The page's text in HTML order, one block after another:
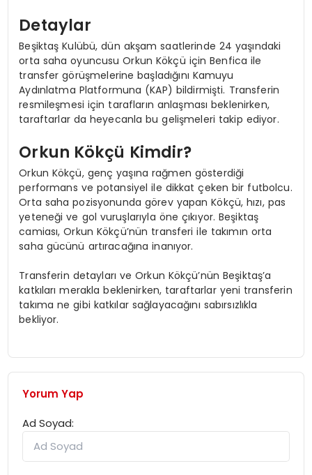
Detaylar
Beşiktaş Kulübü, dün akşam saatlerinde 24 yaşındaki
orta saha oyuncusu Orkun Kökçü için Benfica ile
transfer görüşmelerine başladığını Kamuyu
Aydınlatma Platformuna (KAP) bildirmişti. Transferin
resmileşmesi için tarafların anlaşması beklenirken,
taraftarlar da heyecanla bu gelişmeleri takip ediyor.
Orkun Kökçü Kimdir?
Orkun Kökçü, genç yaşına rağmen gösterdiği
performans ve potansiyel ile dikkat çeken bir futbolcu.
Orta saha pozisyonunda görev yapan Kökçü, hızı, pas
yeteneği ve gol vuruşlarıyla öne çıkıyor. Beşiktaş
camiası, Orkun Kökçü’nün transferi ile takımın orta
saha gücünü artıracağına inanıyor.
Transferin detayları ve Orkun Kökçü’nün Beşiktaş’a
katkıları merakla beklenirken, taraftarlar yeni transferin
takıma ne gibi katkılar sağlayacağını sabırsızlıkla
bekliyor.
Yorum Yap
Ad Soyad: